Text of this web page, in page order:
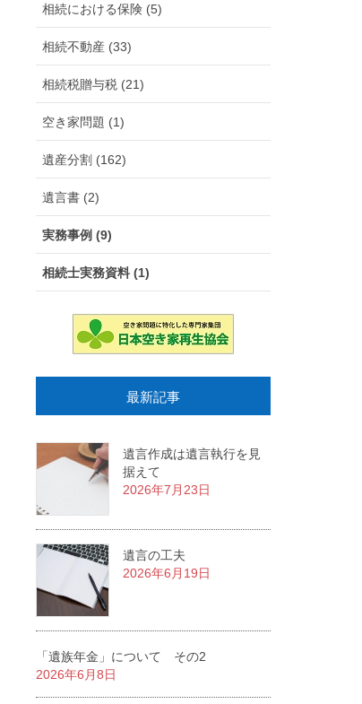
相続における保険 (5)
相続不動産 (33)
相続税贈与税 (21)
空き家問題 (1)
遺産分割 (162)
遺言書 (2)
実務事例 (9)
相続士実務資料 (1)
最新記事
遺言作成は遺言執行を見
据えて
2026年7月23日
遺言の工夫
2026年6月19日
「遺族年金」について その2
2026年6月8日